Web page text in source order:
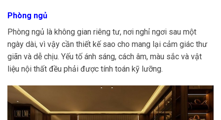
Phòng ngủ
Phòng ngủ là không gian riêng tư, nơi nghỉ ngơi sau một
ngày dài, vì vậy cần thiết kế sao cho mang lại cảm giác thư
giãn và dễ chịu. Yếu tố ánh sáng, cách âm, màu sắc và vật
liệu nội thất đều phải được tính toán kỹ lưỡng.